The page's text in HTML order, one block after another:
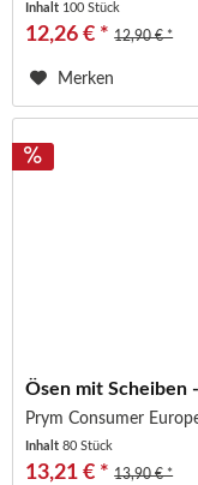
Inhalt 100 Stück
12,26 € * 12,90 € *
Merken
Ösen mit Scheiben
Prym Consumer
Inhalt80 Stück
13,21 € * 13,90 € *